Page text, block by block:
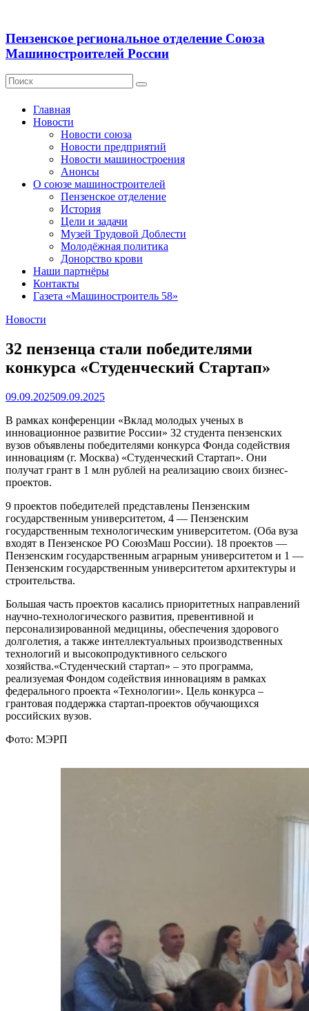
Пензенское региональное отделение Союза
Машиностроителей России
Главная
Новости
Новости союза
Новости предприятий
Новости машиностроения
Анонсы
О союзе машиностроителей
Пензенское отделение
История
Цели и задачи
Музей Трудовой Доблести
Молодёжная политика
Донорство крови
Наши партнёры
Контакты
Газета «Машиностроитель 58»
Новости
32 пензенца стали победителями
конкурса «Студенческий Стартап»
09.09.202509.09.2025
В рамках конференции «Вклад молодых ученых в
инновационное развитие России» 32 студента пензенских
вузов объявлены победителями конкурса Фонда содействия
инновациям (г. Москва) «Студенческий Стартап». Они
получат грант в 1 млн рублей на реализацию своих бизнес-
проектов.
9 проектов победителей представлены Пензенским
государственным университетом, 4 — Пензенским
государственным технологическим университетом. (Оба вуза
входят в Пензенское РО СоюзМаш России). 18 проектов —
Пензенским государственным аграрным университетом и 1 —
Пензенским государственным университетом архитектуры и
строительства.
Большая часть проектов касались приоритетных направлений
научно-технологического развития, превентивной и
персонализированной медицины, обеспечения здорового
долголетия, а также интеллектуальных производственных
технологий и высокопродуктивного сельского
хозяйства.«Студенческий стартап» – это программа,
реализуемая Фондом содействия инновациям в рамках
федерального проекта «Технологии». Цель конкурса –
грантовая поддержка стартап-проектов обучающихся
российских вузов.
Фото: МЭРП